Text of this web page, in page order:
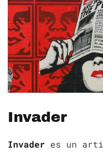
Invader
Invader es un